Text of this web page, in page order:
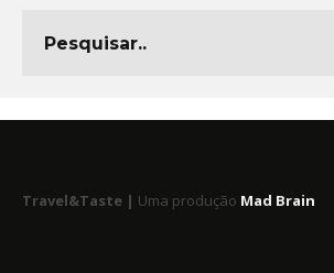
Travel&Taste | Uma produção Mad Brain